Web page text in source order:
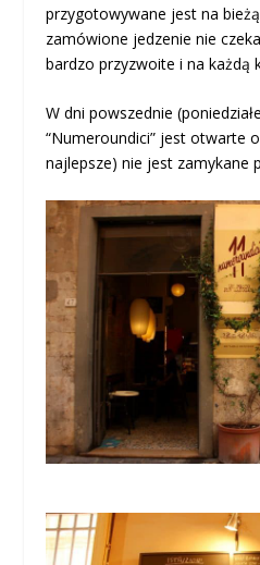
przygotowywane jest na
zamówione jedzenie nie
bardzo przyzwoite i na każdą
W dni powszednie
“Numeroundici” jest otwarte
najlepsze) nie jest zamykane